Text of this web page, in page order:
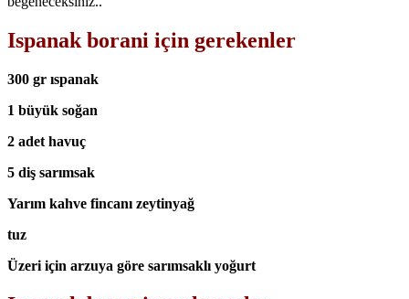
Ispanak borani için gerekenler
300 gr ıspanak
1 büyük soğan
2 adet havuç
5 diş sarımsak
Yarım kahve fincanı zeytinyağ
tuz
Üzeri için arzuya göre sarımsaklı yoğurt